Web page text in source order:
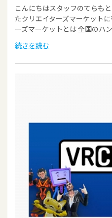
こんにちはスタッフのてらも
たクリエイターズマーケット
ーズマーケットとは 全国のハ
続きを読む